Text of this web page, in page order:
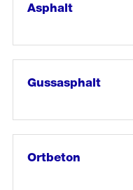
Asphalt
lesen
«Asphalt»
Gussasphalt
lesen
«Gussasphalt»
Ortbeton